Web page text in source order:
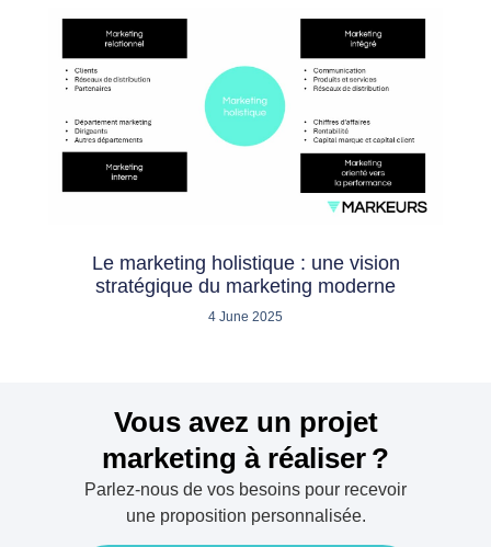
Le marketing holistique : une vision
stratégique du marketing moderne
4 June 2025
Vous avez un projet
marketing à réaliser ?
Parlez-nous de vos besoins pour recevoir
une proposition personnalisée.